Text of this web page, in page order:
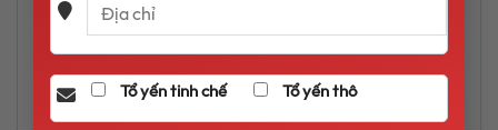
Tổ yến tinh chế Tổ yến thô